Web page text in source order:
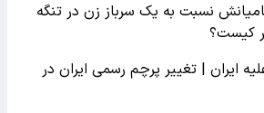
نسبت به یک سرباز زن در تنگه
کیست؟
ایران | تغییر پرچم رسمی ایران در